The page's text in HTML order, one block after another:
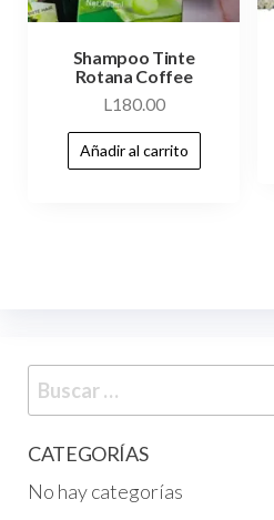
Shampoo Tinte
Rotana Coffee
L180.00
Añadir al carrito
CATEGORÍAS
No hay categorías